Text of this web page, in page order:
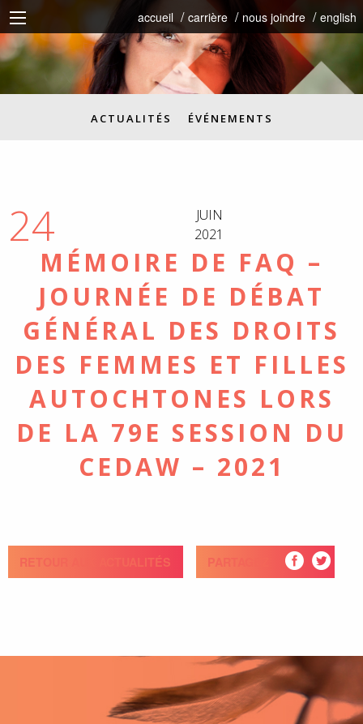
accueil carrière nous joindre english
ACTUALITÉS ÉVÉNEMENTS
24
JUIN
2021
MÉMOIRE DE FAQ –
JOURNÉE DE DÉBAT
GÉNÉRAL DES DROITS
DES FEMMES ET FILLES
AUTOCHTONES LORS
DE LA 79E SESSION DU
CEDAW – 2021
RETOUR AUX ACTUALITÉS PARTAGEZ